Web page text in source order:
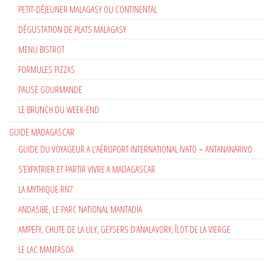
PETIT-DÉJEUNER MALAGASY OU CONTINENTAL
DÉGUSTATION DE PLATS MALAGASY
MENU BISTROT
FORMULES PIZZAS
PAUSE GOURMANDE
LE BRUNCH DU WEEK-END
GUIDE MADAGASCAR
GUIDE DU VOYAGEUR A L’AÉROPORT INTERNATIONAL IVATO – ANTANANARIVO
S’EXPATRIER ET PARTIR VIVRE A MADAGASCAR
LA MYTHIQUE RN7
ANDASIBE, LE PARC NATIONAL MANTADIA
AMPEFY, CHUTE DE LA LILY, GEYSERS D’ANALAVORY, ÎLOT DE LA VIERGE
LE LAC MANTASOA